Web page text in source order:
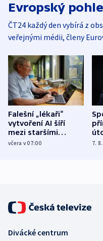
Evropský
ČT24 každý den vybírá z
veřejnými médii, členy
Falešní „lékaři“
vytvoření AI šíří
mezi staršími
Poláky nebezpečné
včera v 07:00 7.
Divácké centrum